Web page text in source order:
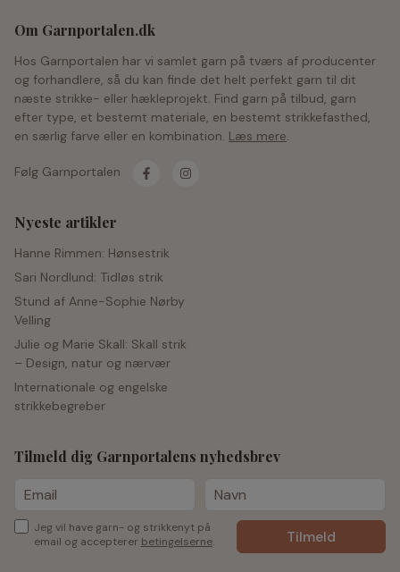
Om Garnportalen.dk
Hos Garnportalen har vi samlet garn på tværs af producenter
og forhandlere, så du kan finde det helt perfekt garn til dit
næste strikke- eller hækleprojekt. Find garn på tilbud, garn
efter type, et bestemt materiale, en bestemt strikkefasthed,
en særlig farve eller en kombination. Læs mere.
Følg Garnportalen
Nyeste artikler
Hanne Rimmen: Hønsestrik
Sari Nordlund: Tidløs strik
Stund af Anne-Sophie Nørby
Velling
Julie og Marie Skall: Skall strik
– Design, natur og nærvær
Internationale og engelske
strikkebegreber
Tilmeld dig Garnportalens nyhedsbrev
Jeg vil have garn- og strikkenyt på
email og accepterer betingelserne.